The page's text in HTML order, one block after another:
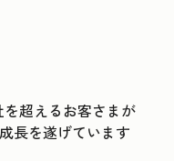
を超えるお客さまが
長を遂げています